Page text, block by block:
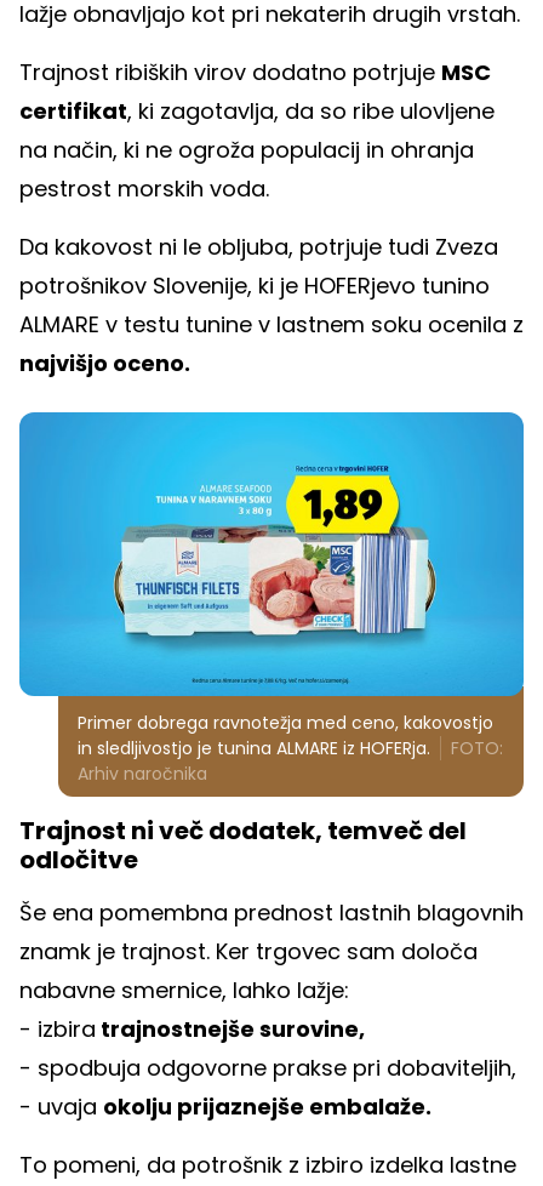
lažje obnavljajo kot pri nekaterih drugih vrstah.
Trajnost ribiških virov dodatno potrjuje MSC
certifikat, ki zagotavlja, da so ribe ulovljene
na način, ki ne ogroža populacij in ohranja
pestrost morskih voda.
Da kakovost ni le obljuba, potrjuje tudi Zveza
potrošnikov Slovenije, ki je HOFERjevo tunino
ALMARE v testu tunine v lastnem soku ocenila z
najvišjo oceno.
Primer dobrega ravnotežja med ceno, kakovostjo
in sledljivostjo je tunina ALMARE iz HOFERja.
FOTO:
Arhiv naročnika
Trajnost ni več dodatek, temveč del
odločitve
Še ena pomembna prednost lastnih blagovnih
znamk je trajnost. Ker trgovec sam določa
nabavne smernice, lahko lažje:
- izbira trajnostnejše surovine,
- spodbuja odgovorne prakse pri dobaviteljih,
- uvaja okolju prijaznejše embalaže.
To pomeni, da potrošnik z izbiro izdelka lastne